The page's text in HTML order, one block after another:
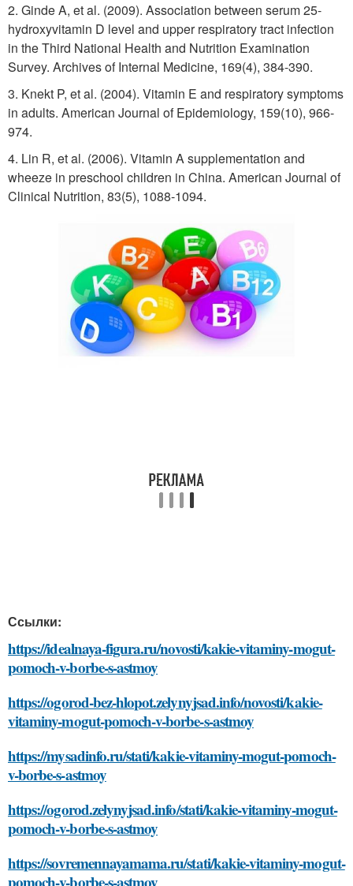
2. Ginde A, et al. (2009). Association between serum 25-
hydroxyvitamin D level and upper respiratory tract infection
in the Third National Health and Nutrition Examination
Survey. Archives of Internal Medicine, 169(4), 384-390.
3. Knekt P, et al. (2004). Vitamin E and respiratory symptoms
in adults. American Journal of Epidemiology, 159(10), 966-
974.
4. Lin R, et al. (2006). Vitamin A supplementation and
wheeze in preschool children in China. American Journal of
Clinical Nutrition, 83(5), 1088-1094.
Ссылки:
https://idealnaya-figura.ru/novosti/kakie-vitaminy-mogut-
pomoch-v-borbe-s-astmoy
https://ogorod-bez-hlopot.zelynyjsad.info/novosti/kakie-
vitaminy-mogut-pomoch-v-borbe-s-astmoy
https://mysadinfo.ru/stati/kakie-vitaminy-mogut-pomoch-
v-borbe-s-astmoy
https://ogorod.zelynyjsad.info/stati/kakie-vitaminy-mogut-
pomoch-v-borbe-s-astmoy
https://sovremennayamama.ru/stati/kakie-vitaminy-mogut-
pomoch-v-borbe-s-astmoy